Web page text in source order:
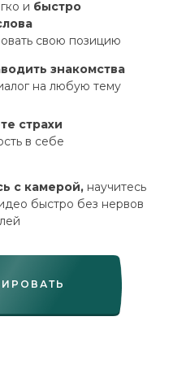
и быстро
свою позицию
знакомства
на любую тему
страхи
в себе
с камерой, научитесь
быстро без нервов